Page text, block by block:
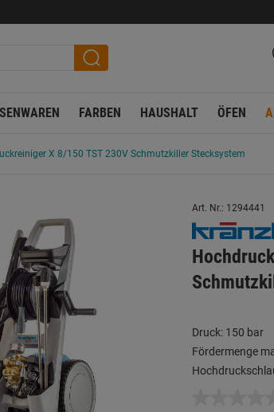
FARBEN HAUSHALT ÖFEN
X 8/150 TST 230V Schmutzkiller Stecksystem
Art. Nr.: 1294441
Druck: 150 bar
Fördermenge